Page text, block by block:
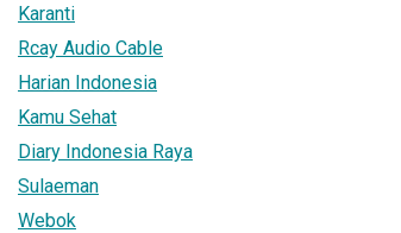
Karanti
Rcay Audio Cable
Harian Indonesia
Kamu Sehat
Diary Indonesia Raya
Sulaeman
Webok